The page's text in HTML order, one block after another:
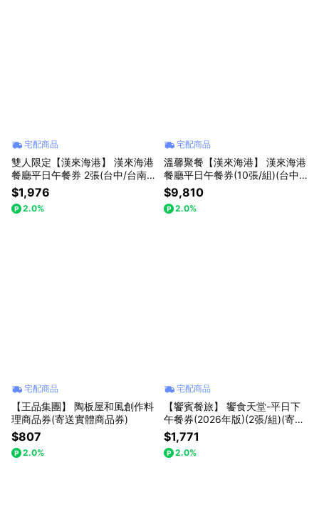
宅配商品
雙人限定【漢來海港】 漢來海港
餐廳平日午餐券 2張(台中/台南/
高雄通用)(寄送實體票券)
$1,976
2.0%
宅配商品
溫馨聚餐【漢來海港】 漢來海港
餐廳平日午餐券(10張/組)(台中/
台南/高雄通用)(寄送實體票券)
$9,810
2.0%
宅配商品
【王品集團】 陶板屋和風創作料
理商品券(寄送實體商品券)
$807
2.0%
宅配商品
【饗賓餐旅】 饗食天堂-平日下
午餐券(2026年版)(2張/組)(寄送
實體票券)
$1,771
2.0%